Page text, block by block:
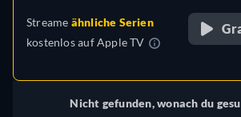
Streame ähnliche Serien
kostenlos aufApple TV
Nicht gefunden, wonach du